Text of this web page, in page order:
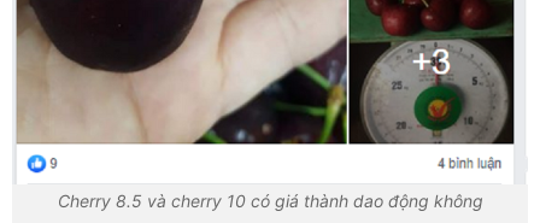
Cherry 8.5 và cherry 10 có giá thành dao động không